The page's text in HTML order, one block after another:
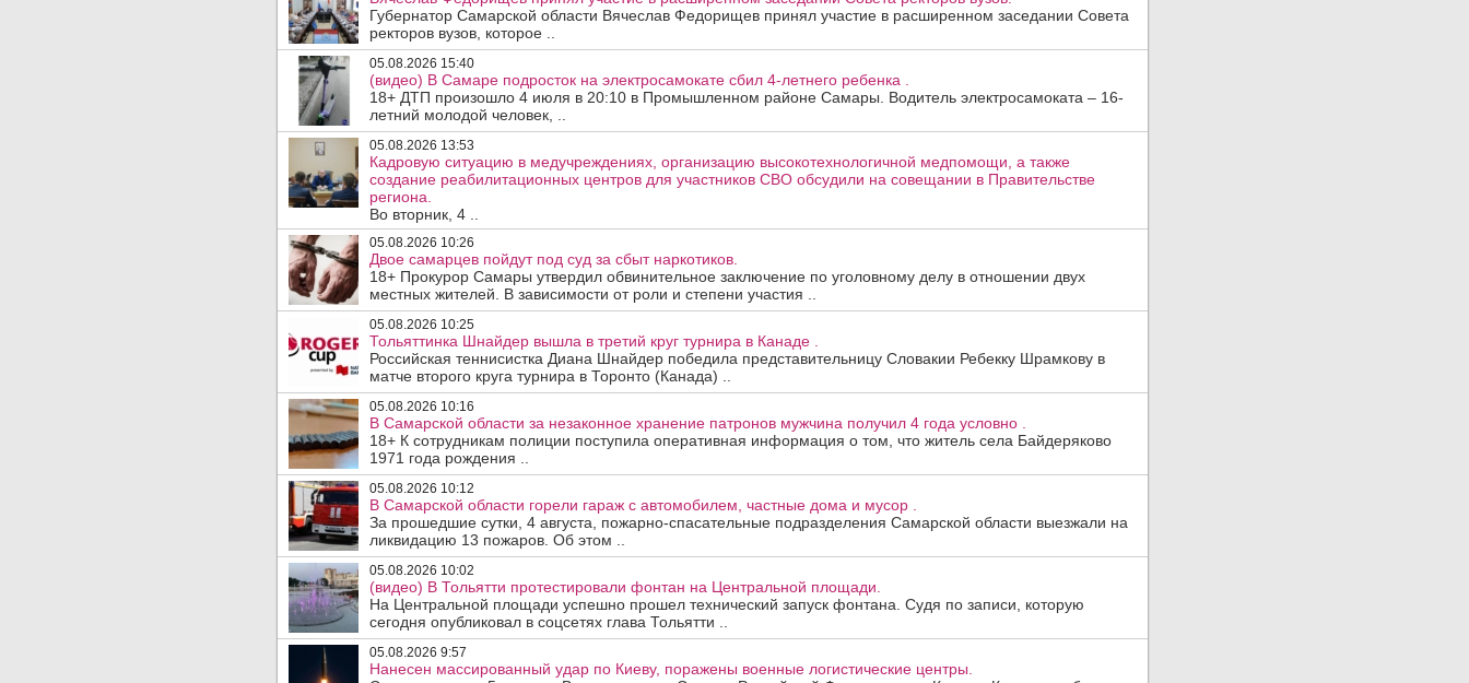
Губернатор Самарской области Вячеслав Федорищев принял участие в расширенном заседании Совета
ректоров вузов, которое ..
05.08.2026 15:40
(видео) В Самаре подросток на электросамокате сбил 4-летнего ребенка .
18+ ДТП произошло 4 июля в 20:10 в Промышленном районе Самары. Водитель электросамоката – 16-
летний молодой человек, ..
05.08.2026 13:53
Кадровую ситуацию в медучреждениях, организацию высокотехнологичной медпомощи, а также
создание реабилитационных центров для участников СВО обсудили на совещании в Правительстве
региона.
Во вторник, 4 ..
05.08.2026 10:26
Двое самарцев пойдут под суд за сбыт наркотиков.
18+ Прокурор Самары утвердил обвинительное заключение по уголовному делу в отношении двух
местных жителей. В зависимости от роли и степени участия ..
05.08.2026 10:25
Тольяттинка Шнайдер вышла в третий круг турнира в Канаде .
Российская теннисистка Диана Шнайдер победила представительницу Словакии Ребекку Шрамкову в
матче второго круга турнира в Торонто (Канада) ..
05.08.2026 10:16
В Самарской области за незаконное хранение патронов мужчина получил 4 года условно .
18+ К сотрудникам полиции поступила оперативная информация о том, что житель села Байдеряково
1971 года рождения ..
05.08.2026 10:12
В Самарской области горели гараж с автомобилем, частные дома и мусор .
За прошедшие сутки, 4 августа, пожарно-спасательные подразделения Самарской области выезжали на
ликвидацию 13 пожаров. Об этом ..
05.08.2026 10:02
(видео) В Тольятти протестировали фонтан на Центральной площади.
На Центральной площади успешно прошел технический запуск фонтана. Судя по записи, которую
сегодня опубликовал в соцсетях глава Тольятти ..
05.08.2026 9:57
Нанесен массированный удар по Киеву, поражены военные логистические центры.